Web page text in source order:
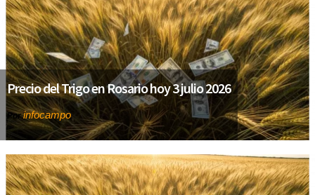
Precio del Trigo en Rosario hoy 3 julio 2026
Porinfocampo